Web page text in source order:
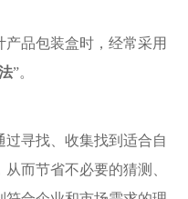
品包装盒时，经常采用
”。
寻找、收集找到适合自
而节省不必要的猜测、